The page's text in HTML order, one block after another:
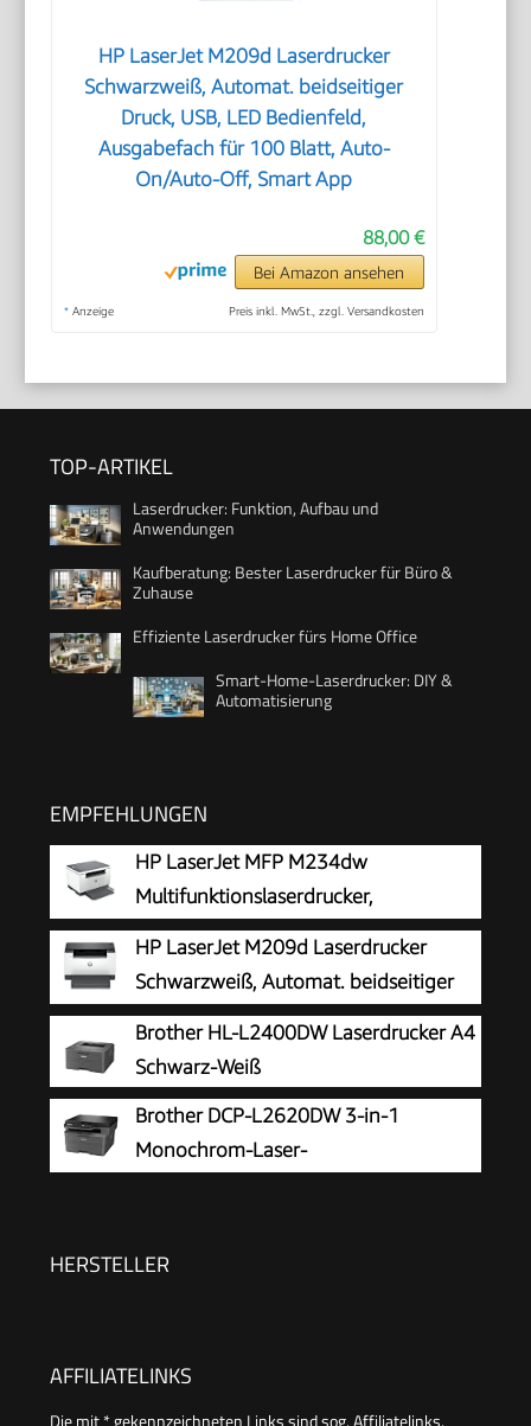
HP LaserJet M209d Laserdrucker
Schwarzweiß, Automat. beidseitiger
Druck, USB, LED Bedienfeld,
Ausgabefach für 100 Blatt, Auto-
On/Auto-Off, Smart App
88,00 €
Bei Amazon ansehen
* Anzeige Preis inkl. MwSt., zzgl. Versandkosten
TOP-ARTIKEL
Laserdrucker: Funktion, Aufbau und
Anwendungen
Kaufberatung: Bester Laserdrucker für Büro &
Zuhause
Effiziente Laserdrucker fürs Home Office
Smart-Home-Laserdrucker: DIY &
Automatisierung
EMPFEHLUNGEN
HP LaserJet MFP M234dw
Multifunktionslaserdrucker,
Schwarzweiß, 3-in-1 Drucker, Scanner,
Kopierer, WLAN, LAN, Duplex, Airprint, 29 S/Min
HP LaserJet M209d Laserdrucker
Schwarzweiß, Automat. beidseitiger
Druck, USB, LED Bedienfeld,
Ausgabefach für 100 Blatt, Auto-On/Auto-Off,
Smart App
Brother HL-L2400DW Laserdrucker A4
Schwarz-Weiß
Brother DCP-L2620DW 3-in-1
Monochrom-Laser-
HERSTELLER
AFFILIATELINKS
Die mit * gekennzeichneten Links sind sog. Affiliatelinks.